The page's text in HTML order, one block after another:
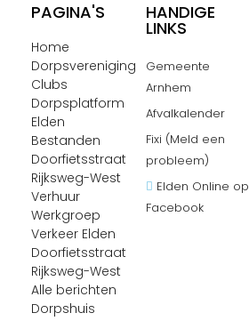
PAGINA'S
Home
Dorpsvereniging
Clubs
Dorpsplatform
Elden
Bestanden
Doorfietsstraat
Rijksweg-West
Verhuur
Werkgroep
Verkeer Elden
Doorfietsstraat
Rijksweg-West
Alle berichten
Dorpshuis
HANDIGE
LINKS
Gemeente
Arnhem
Afvalkalender
Fixi (Meld een
probleem)
Elden Online op
Facebook